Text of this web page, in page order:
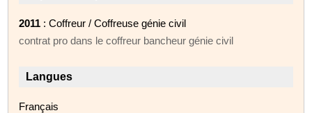
2011 : Coffreur / Coffreuse génie civil
contrat pro dans le coffreur bancheur génie civil
Langues
Français